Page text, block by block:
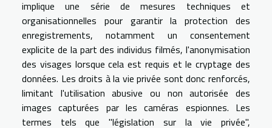
implique une série de mesures techniques et
organisationnelles pour garantir la protection des
enregistrements, notamment un consentement
explicite de la part des individus filmés, l'anonymisation
des visages lorsque cela est requis et le cryptage des
données. Les droits à la vie privée sont donc renforcés,
limitant l'utilisation abusive ou non autorisée des
images capturées par les caméras espionnes. Les
termes tels que "législation sur la vie privée",